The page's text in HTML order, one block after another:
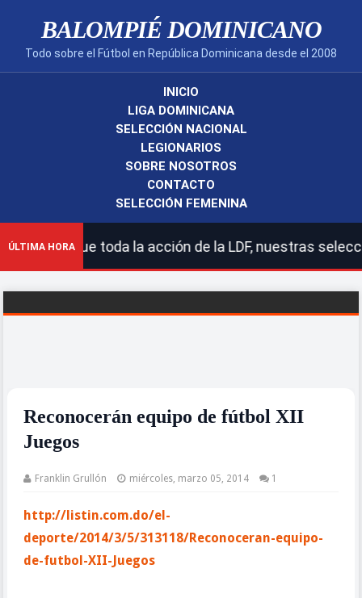
BALOMPIÉ DOMINICANO
Todo sobre el Fútbol en República Dominicana desde el 2008
INICIO
LIGA DOMINICANA
SELECCIÓN NACIONAL
LEGIONARIOS
SOBRE NOSOTROS
CONTACTO
SELECCIÓN FEMENINA
ÚLTIMA HORA
| Sigue toda la acción de la LDF, nuestras
Reconocerán equipo de fútbol XII
Juegos
Franklin Grullón miércoles, marzo 05, 2014 1
http://listin.com.do/el-
deporte/2014/3/5/313118/Reconoceran-equipo-
de-futbol-XII-Juegos